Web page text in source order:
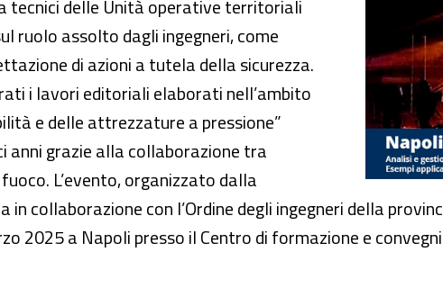
tecnici delle Unità operative territoriali
ruolo assolto dagli ingegneri, come
di azioni a tutela della sicurezza.
i lavori editoriali elaborati nell’ambito
e delle attrezzature a pressione”
anni grazie alla collaborazione tra
L’evento, organizzato dalla
in collaborazione con l’Ordine degli ingegneri della
2025 a Napoli presso il Centro di formazione e